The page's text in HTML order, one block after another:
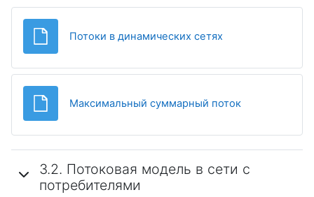
Потоки в динамических сетях
Максимальный суммарный потокФайл
3.2. Потоковая модель в сети с
потребителями